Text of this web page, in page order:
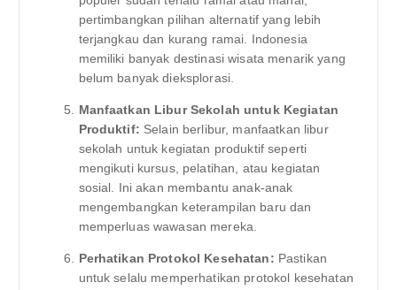
pertimbangkan pilihan alternatif yang lebih
terjangkau dan kurang ramai. Indonesia
memiliki banyak destinasi wisata menarik yang
belum banyak dieksplorasi.
Manfaatkan Libur Sekolah untuk Kegiatan
Produktif: Selain berlibur, manfaatkan libur
sekolah untuk kegiatan produktif seperti
mengikuti kursus, pelatihan, atau kegiatan
sosial. Ini akan membantu anak-anak
mengembangkan keterampilan baru dan
memperluas wawasan mereka.
Perhatikan Protokol Kesehatan: Pastikan
untuk selalu memperhatikan protokol kesehatan